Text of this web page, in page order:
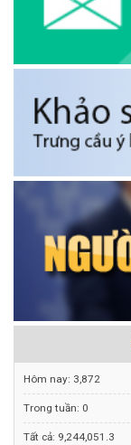
Hôm nay: 3,872
Trong tuần: 0
Tất cả: 9,244,051.3